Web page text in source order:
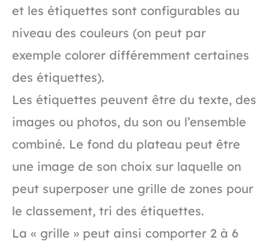
et les étiquettes sont configurables au
niveau des couleurs (on peut par
exemple colorer différemment certaines
des étiquettes).
Les étiquettes peuvent être du texte, des
images ou photos, du son ou l’ensemble
combiné. Le fond du plateau peut être
une image de son choix sur laquelle on
peut superposer une grille de zones pour
le classement, tri des étiquettes.
La « grille » peut ainsi comporter 2 à 6